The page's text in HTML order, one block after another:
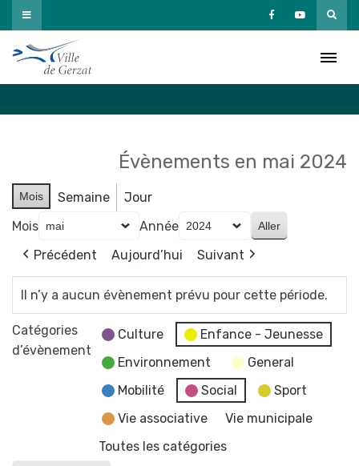
Passer
au
contenu
Évènements en mai 2024
Mois Semaine
Jour
Mois
Année
Précédent
Aujourd’hui Suivant
Il n’y a aucun évènement prévu pour cette période.
Catégories
d’évènement
Culture
Enfance - Jeunesse
Environnement
General
Mobilité
Social
Sport
Vie associative
Vie municipale
Toutes les catégories